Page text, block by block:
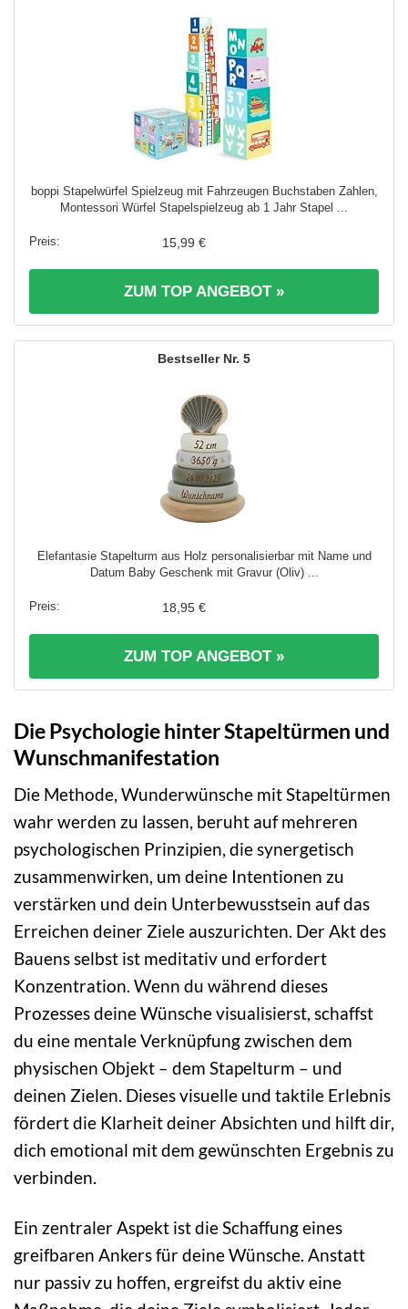
boppi Stapelwürfel Spielzeug mit Fahrzeugen Buchstaben Zahlen,
Montessori Würfel Stapelspielzeug ab 1 Jahr Stapel ...
15,99 €
ZUM TOP ANGEBOT »
5
Elefantasie Stapelturm aus Holz personalisierbar mit Name und
Datum Baby Geschenk mit Gravur (Oliv) ...
18,95 €
ZUM TOP ANGEBOT »
Die Psychologie hinter Stapeltürmen und
Wunschmanifestation
Die Methode, Wunderwünsche mit Stapeltürmen
wahr werden zu lassen, beruht auf mehreren
psychologischen Prinzipien, die synergetisch
zusammenwirken, um deine Intentionen zu
verstärken und dein Unterbewusstsein auf das
Erreichen deiner Ziele auszurichten. Der Akt des
Bauens selbst ist meditativ und erfordert
Konzentration. Wenn du während dieses
Prozesses deine Wünsche visualisierst, schaffst
du eine mentale Verknüpfung zwischen dem
physischen Objekt – dem Stapelturm – und
deinen Zielen. Dieses visuelle und taktile Erlebnis
fördert die Klarheit deiner Absichten und hilft dir,
dich emotional mit dem gewünschten Ergebnis zu
verbinden.
Ein zentraler Aspekt ist die Schaffung eines
greifbaren Ankers für deine Wünsche. Anstatt
nur passiv zu hoffen, ergreifst du aktiv eine